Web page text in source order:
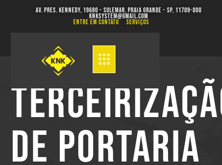
Av. Pres. Kennedy, 19680 - Solemar, Praia Grande - SP, 11709-000
knksystem@gmail.com
Entre em contato serviços
DE PORTARIA